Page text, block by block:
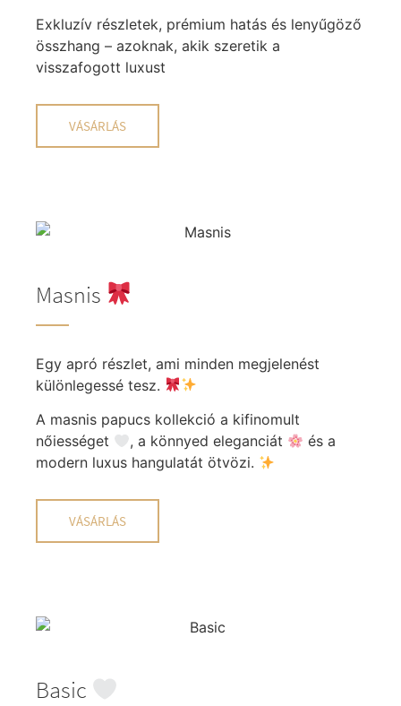
Exkluzív részletek, prémium hatás és lenyűgöző
összhang – azoknak, akik szeretik a
visszafogott luxust
VÁSÁRLÁS
Masnis
Egy apró részlet, ami minden megjelenést
különlegessé tesz.
A masnis papucs kollekció a kifinomult
nőiességet
, a könnyed eleganciát
és a
modern luxus hangulatát ötvözi.
VÁSÁRLÁS
Basic